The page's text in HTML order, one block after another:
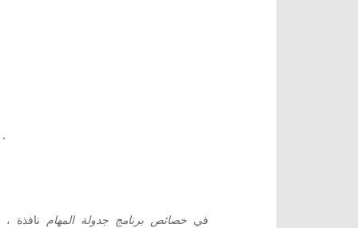
عليه للوصول إلى خصائصه.
3. في خصائص برنامج جدولة المهام